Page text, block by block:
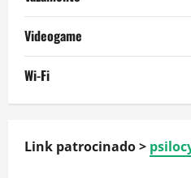
Videogame
Wi-Fi
Link patrocinado >